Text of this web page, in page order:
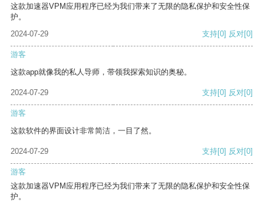
这款加速器VPM应用程序已经为我们带来了无限的隐私保护和安全性保
护。
2024-07-29
支持[0] 反对[0]
游客
这款app就像我的私人导师，带领我探索知识的奥秘。
2024-07-29 支持[0] 反对[0]
游客
这款软件的界面设计非常简洁，一目了然。
2024-07-29 支持[0] 反对[0]
游客
这款加速器VPM应用程序已经为我们带来了无限的隐私保护和安全性保
护。